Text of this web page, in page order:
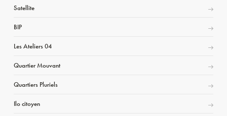
Satellite
BIP
Les Ateliers 04
Quartier Mouvant
Quartiers Pluriels
Ilo citoyen